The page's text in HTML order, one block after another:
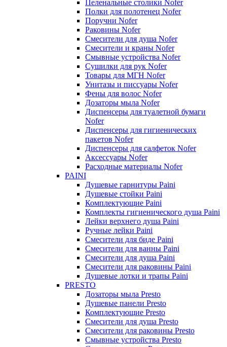
Пеленальные столики Nofer
Полки для полотенец Nofer
Поручни Nofer
Раковины Nofer
Смесители для душа Nofer
Смесители и краны Nofer
Смывные устройства Nofer
Сушилки для рук Nofer
Товары для МГН Nofer
Унитазы и писсуары Nofer
Фены для волос Nofer
Дозаторы мыла Nofer
Диспенсеры для туалетной бумаги
Nofer
Диспенсеры для гигиенических
пакетов Nofer
Диспенсеры для салфеток Nofer
Аксессуары Nofer
Расходные материалы Nofer
PAINI
Душевые гарнитуры Paini
Душевые стойки Paini
Комплектующие Paini
Комплекты гигиенического душа Paini
Лейки верхнего душа Paini
Ручные лейки Paini
Смесители для биде Paini
Смесители для ванны Paini
Смесители для душа Paini
Смесители для раковины Paini
Душевые лотки и трапы Paini
PRESTO
Дозаторы мыла Presto
Душевые панели Presto
Комплектующие Presto
Смесители для душа Presto
Смесители для раковины Presto
Смывные устройства Presto